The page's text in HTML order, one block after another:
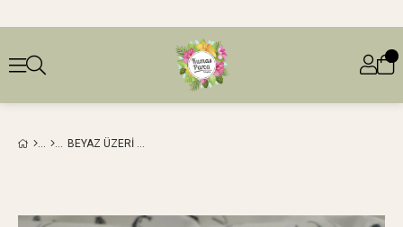
BEYAZ ÜZERI LACIVERT BALIK DESENLI PAMUKLU DOKUMA (EN 150 CM X BOY 270 CM)